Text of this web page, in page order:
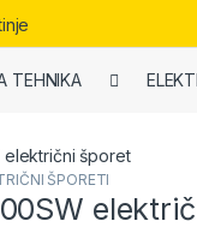
TEHNIKA
ŠPORETI